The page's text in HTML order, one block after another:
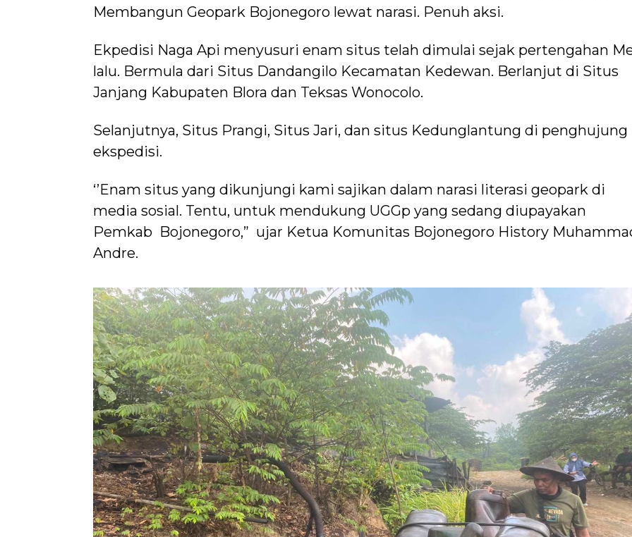
Membangun Geopark Bojonegoro lewat narasi. Penuh aksi.
Ekpedisi Naga Api menyusuri enam situs telah dimulai sejak pertengahan
lalu. Bermula dari Situs Dandangilo Kecamatan Kedewan. Berlanjut di Situs
Janjang Kabupaten Blora dan Teksas Wonocolo.
Selanjutnya, Situs Prangi, Situs Jari, dan situs Kedunglantung di penghujung
ekspedisi.
‘’Enam situs yang dikunjungi kami sajikan dalam narasi literasi geopark di
media sosial. Tentu, untuk mendukung UGGp yang sedang diupayakan
Pemkab Bojonegoro,” ujar Ketua Komunitas Bojonegoro History
Andre.